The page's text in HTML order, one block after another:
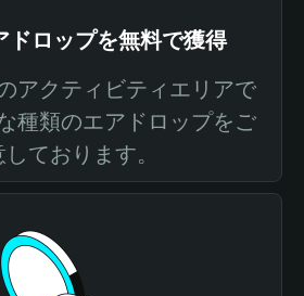
ドロップを無料で獲得
アクティビティエリアで
種類のエアドロップをご
しております。